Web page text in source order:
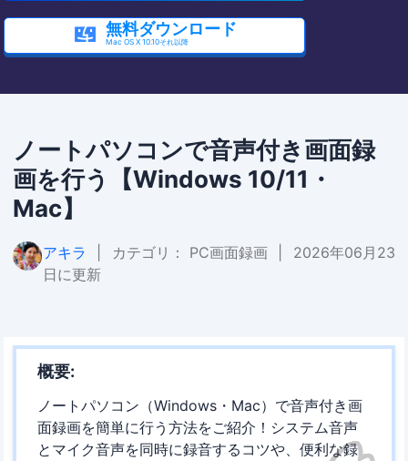
 無料ダウンロード
Mac OS X 10.10それ以降
ノートパソコンで音声付き画面録
画を行う【Windows 10/11・
Mac】
アキラ カテゴリ： PC画面録画
2026年06月23
日に更新
概要:
ノートパソコン（Windows・Mac）で音声付き画
面録画を簡単に行う方法をご紹介！システム音声
とマイク音声を同時に録音するコツや、便利な録